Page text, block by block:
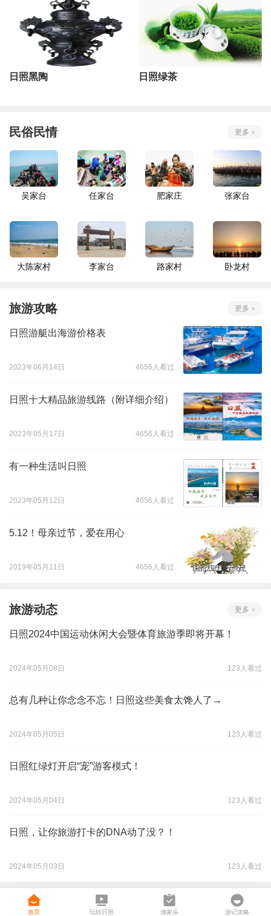
日照黑陶 日照绿茶
民俗民情 更多
吴家台 任家台 肥家庄 张家台
大陈家村 李家台 路家村 卧龙村
旅游攻略 更多
日照游艇出海游价格表
2023年06月14日 4656人看过
日照十大精品旅游线路（附详细介绍）
2023年05月17日 4656人看过
有一种生活叫日照
2023年05月12日 4656人看过
5.12！母亲过节，爱在用心
2019年05月11日 4656人看过
旅游动态 更多
日照2024中国运动休闲大会暨体育旅游季即将开幕！
2024年05月08日 123人看过
总有几种让你念念不忘！日照这些美食太馋人了→
2024年05月05日 123人看过
日照红绿灯开启“宠”游客模式！
2024年05月04日 123人看过
日照，让你旅游打卡的DNA动了没？！
2024年05月03日 123人看过
首页 玩转日照 渔家乐 游记攻略